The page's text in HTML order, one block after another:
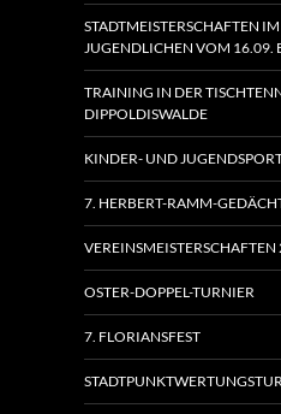
STADTMEISTERSCHAFTEN
JUGENDLICHEN VOM
TRAINING IN DER
DIPPOLDISWALDE
KINDER- UND
7. HERBERT-RAMM-
OSTER-DOPPEL-TURNIER
7. FLORIANSFEST